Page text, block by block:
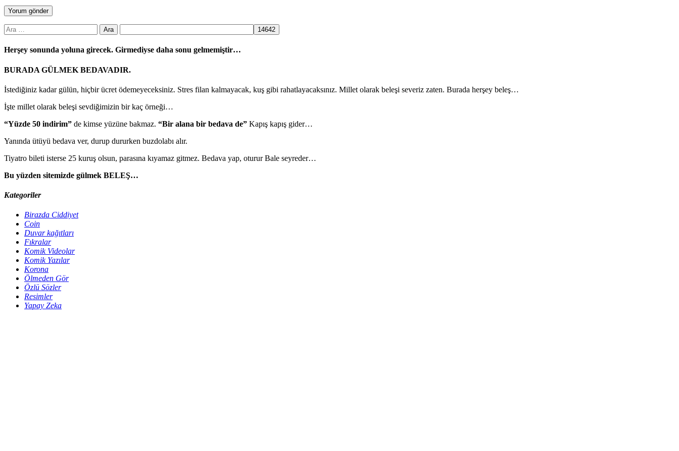
Arama:
Herşey sonunda yoluna girecek. Girmediyse daha sonu gelmemiştir…
BURADA GÜLMEK BEDAVADIR.
İstediğiniz kadar gülün, hiçbir ücret ödemeyeceksiniz. Stres filan kalmayacak, kuş gibi rahatlayacaksınız. Millet olarak beleşi severiz zaten. Burada herşey beleş…
İşte millet olarak beleşi sevdiğimizin bir kaç örneği…
“Yüzde 50 indirim” de kimse yüzüne bakmaz. “Bir alana bir bedava de” Kapış kapış gider…
Yanında ütüyü bedava ver, durup dururken buzdolabı alır.
Tiyatro bileti isterse 25 kuruş olsun, parasına kıyamaz gitmez. Bedava yap, oturur Bale seyreder…
Bu yüzden sitemizde gülmek BELEŞ…
Kategoriler
Birazda Ciddiyet
Coin
Duvar kağıtları
Fıkralar
Komik Videolar
Komik Yazılar
Korona
Ölmeden Gör
Özlü Sözler
Resimler
Yapay Zeka